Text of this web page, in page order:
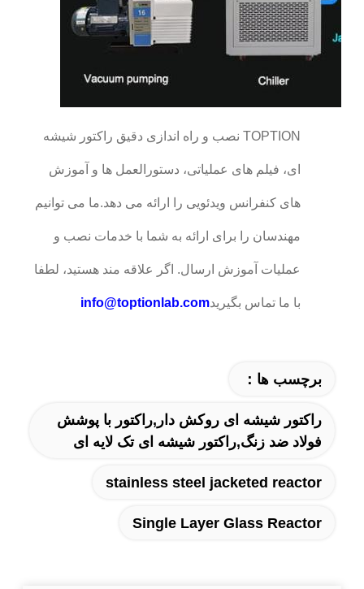
TOPTION نصب و راه اندازی دقیق راکتور شیشه
ای، فیلم های عملیاتی، دستورالعمل ها و آموزش
های کنفرانس ویدئویی را ارائه می دهد.ما می توانیم
مهندسان را برای ارائه به شما با خدمات نصب و
عملیات آموزش ارسال. اگر علاقه مند هستید، لطفا
با ما تماس بگیریدinfo@toptionlab.com
برچسب ها：
راکتور شیشه ای روکش دار,راکتور با پوشش
فولاد ضد زنگ,راکتور شیشه ای تک لایه ای
stainless steel jacketed reactor
Single Layer Glass Reactor